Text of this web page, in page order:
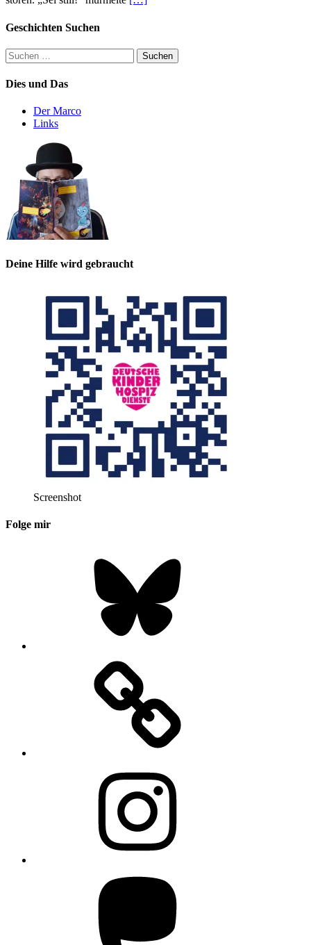
Geschichten Suchen
Suchen
nach:
Dies und Das
Der Marco
Links
Deine Hilfe wird gebraucht
Screenshot
Folge mir